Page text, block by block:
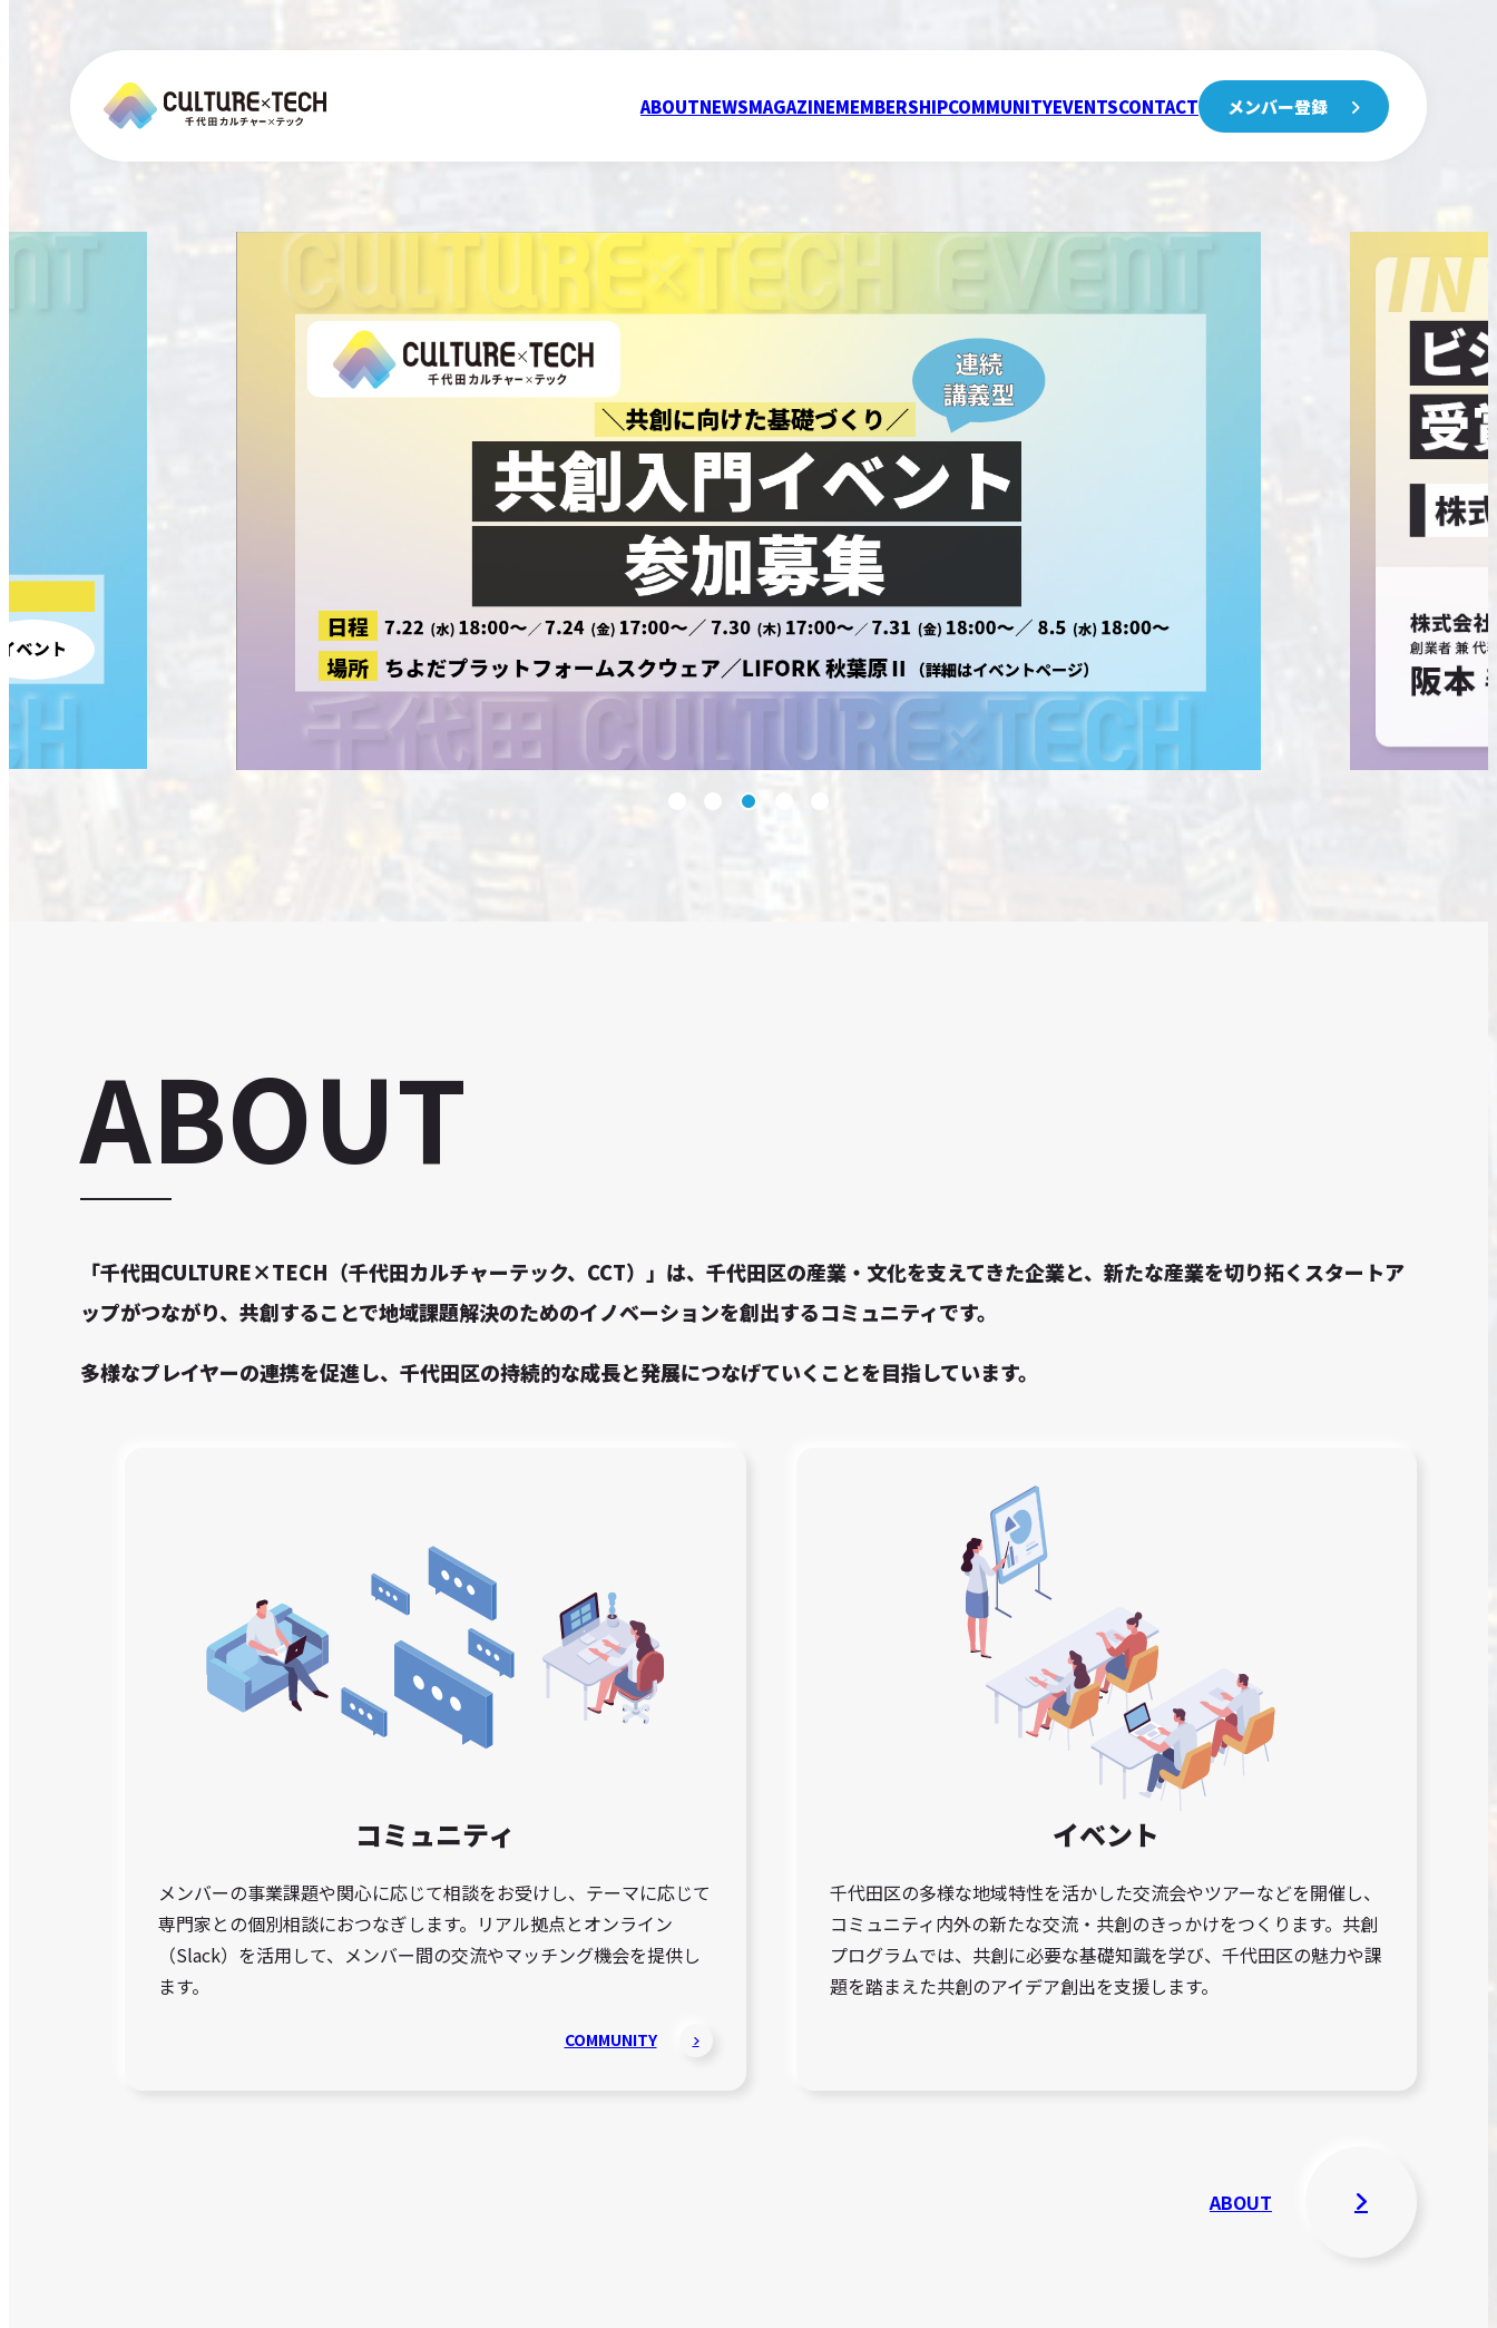
ABOUTNEWSMAGAZINEMEMBERSHIPCOMMUNITYEVENTSCONTACT メンバー登録
ABOUT
「千代田CULTURE×TECH（千代田カルチャーテック、CCT）」は、千代田区の産業・文化を支えてきた企業と、新たな産業を切り拓くスタートア
ップがつながり、共創することで地域課題解決のためのイノベーションを創出するコミュニティです。
多様なプレイヤーの連携を促進し、千代田区の持続的な成長と発展につなげていくことを目指しています。
コミュニティ
メンバーの事業課題や関心に応じて相談をお受けし、テーマに応じて
専門家との個別相談におつなぎします。リアル拠点とオンライン
（Slack）を活用して、メンバー間の交流やマッチング機会を提供し
ます。
COMMUNITY
イベント
千代田区の多様な地域特性を活かした交流会やツアーなどを開催し、
コミュニティ内外の新たな交流・共創のきっかけをつくります。共創
プログラムでは、共創に必要な基礎知識を学び、千代田区の魅力や課
題を踏まえた共創のアイデア創出を支援します。
ABOUT